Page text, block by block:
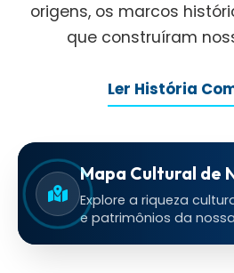
origens, os marcos
que construíram
Ler História
Mapa Cultural de
Explore a riqueza
e